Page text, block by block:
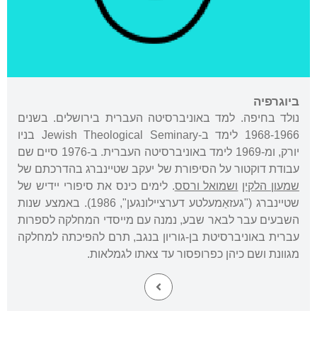
ביוגרפיה
נולד בחיפה. למד באוניברסיטה העברית בירושלים. בשנים
1968-1966 לימד ב-Jewish Theological Seminary בניו
יורק, ומ-1969 לימד באוניברסיטה העברית. ב-1976 סיים שם
עבודת דוקטור על הסיפורת של יעקב שטיינברג בהדרכתם של
שמעון הלקין ושמואל ורסס. לימים כינס את סיפורי יידיש של
שטיינברג ("געזאַמעלטע דערציילונגען", 1986). באמצע שנות
השבעים עבר לבאר שבע, נמנה עם מייסדי המחלקה לספרות
עברית באוניברסיטת בן-גוריון בנגב, תרם להפיכתה למחלקה
מגוונת ושם כיהן כפרופסור עד צאתו לגמלאות.